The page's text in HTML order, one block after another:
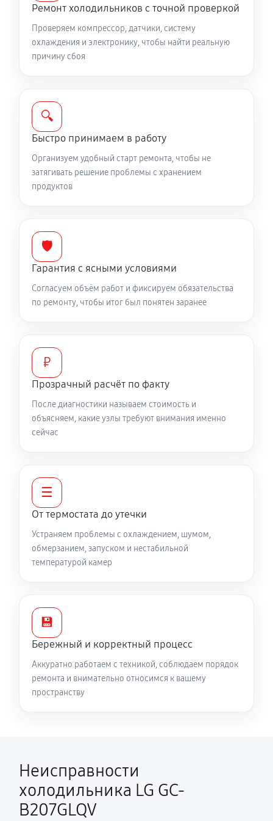
Ремонт холодильников с точной проверкой
Проверяем компрессор, датчики, систему
охлаждения и электронику, чтобы найти реальную
причину сбоя
🔍
Быстро принимаем в работу
Организуем удобный старт ремонта, чтобы не
затягивать решение проблемы с хранением
продуктов
🛡️
Гарантия с ясными условиями
Согласуем объём работ и фиксируем обязательства
по ремонту, чтобы итог был понятен заранее
₽
Прозрачный расчёт по факту
После диагностики называем стоимость и
объясняем, какие узлы требуют внимания именно
сейчас
☰
От термостата до утечки
Устраняем проблемы с охлаждением, шумом,
обмерзанием, запуском и нестабильной
температурой камер
💾
Бережный и корректный процесс
Аккуратно работаем с техникой, соблюдаем порядок
ремонта и внимательно относимся к вашему
пространству
Неисправности
холодильника LG GC-
B207GLQV